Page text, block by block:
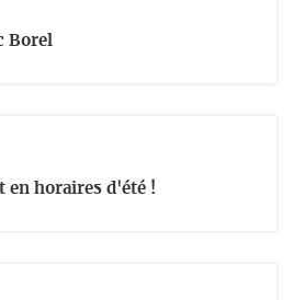
Borel
en horaires d'été !